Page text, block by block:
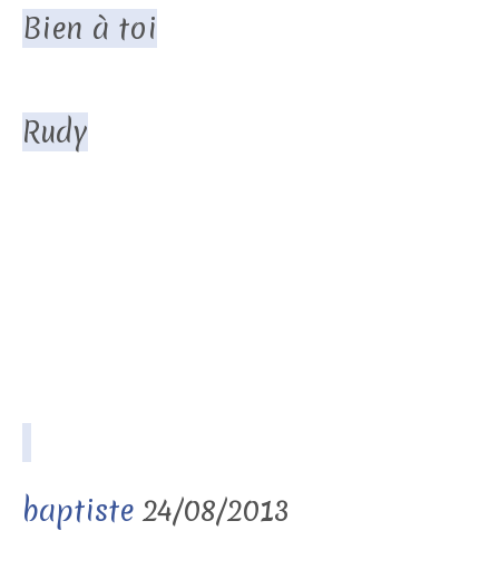
Bien à toi
Rudy
baptiste 24/08/2013